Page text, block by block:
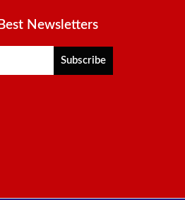
Newsletters
Subscribe